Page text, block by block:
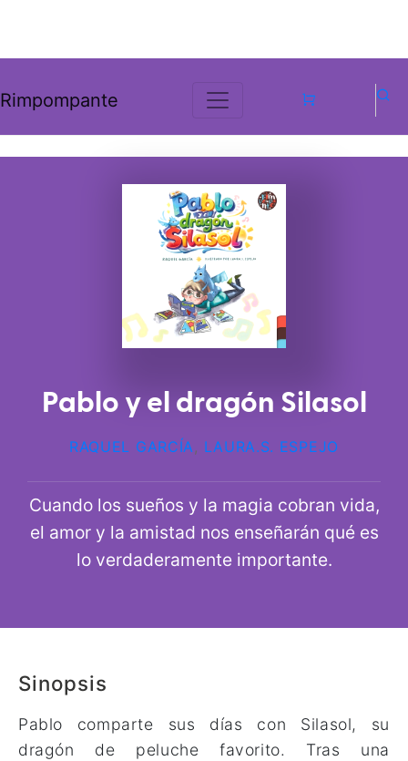
Rimpompante
Pablo y el dragón Silasol
RAQUEL GARCÍA, LAURA.S. ESPEJO
Cuando los sueños y la magia cobran vida,
el amor y la amistad nos enseñarán qué es
lo verdaderamente importante.
Sinopsis
Pablo comparte sus días con Silasol, su
dragón de peluche favorito. Tras una